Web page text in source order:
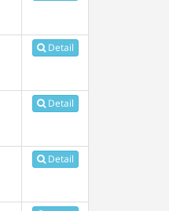
Detail
Detail
Detail